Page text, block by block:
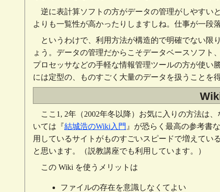
逆に表計算ソフトの方がデータの管理がしやすい
よりも一覧性が高かったりしますしね。仕事が一段
というわけで、利用方法が構造的で明確でない限
ょう。データの管理だからこそデータベースソフ
プロセッサなどの手軽な情報管理ツールの方が使い
には定型の、ものすごく大量のデータを扱うことを
ここ1, 2年（2002年冬以降）お気に入りの方法は
いては『結城浩のWiki入門 』が恐らく最高の参考書
用しているサイトがものすごいスピードで増えてい
と思います。（説教講座でも利用しています。）
この Wiki を使うメリットは
ファイルの存在を意識しなくてよい